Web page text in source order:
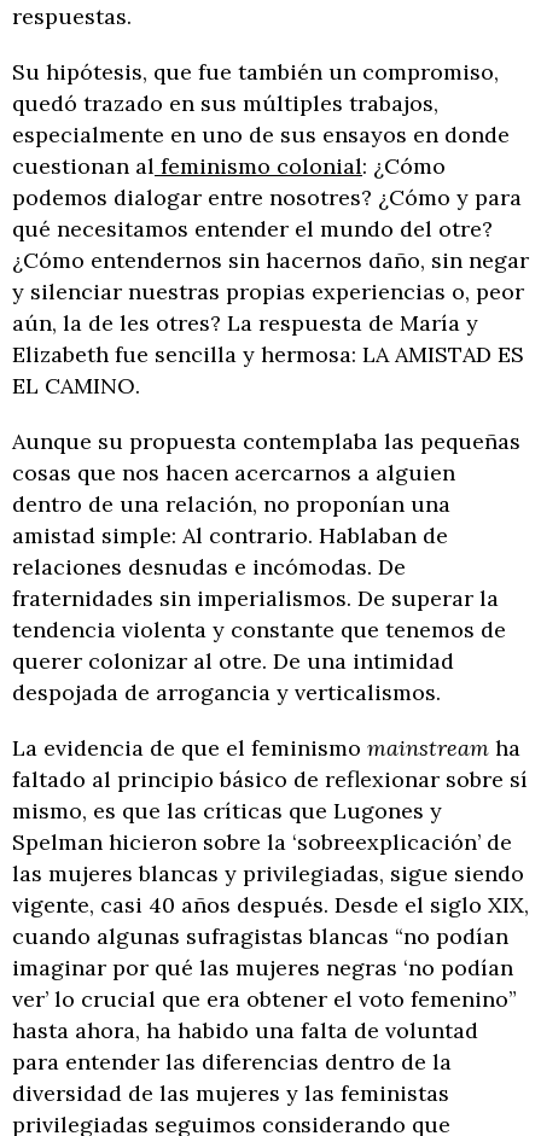
respuestas.
Su hipótesis, que fue también un compromiso,
quedó trazado en sus múltiples trabajos,
especialmente en uno de sus ensayos en donde
cuestionan al feminismo colonial: ¿Cómo
podemos dialogar entre nosotres? ¿Cómo y para
qué necesitamos entender el mundo del otre?
¿Cómo entendernos sin hacernos daño, sin negar
y silenciar nuestras propias experiencias o, peor
aún, la de les otres? La respuesta de María y
Elizabeth fue sencilla y hermosa: LA AMISTAD ES
EL CAMINO.
Aunque su propuesta contemplaba las pequeñas
cosas que nos hacen acercarnos a alguien
dentro de una relación, no proponían una
amistad simple: Al contrario. Hablaban de
relaciones desnudas e incómodas. De
fraternidades sin imperialismos. De superar la
tendencia violenta y constante que tenemos de
querer colonizar al otre. De una intimidad
despojada de arrogancia y verticalismos.
La evidencia de que el feminismo mainstream ha
faltado al principio básico de reflexionar sobre sí
mismo, es que las críticas que Lugones y
Spelman hicieron sobre la ‘sobreexplicación’ de
las mujeres blancas y privilegiadas, sigue siendo
vigente, casi 40 años después. Desde el siglo XIX,
cuando algunas sufragistas blancas “no podían
imaginar por qué las mujeres negras ‘no podían
ver’ lo crucial que era obtener el voto femenino”
hasta ahora, ha habido una falta de voluntad
para entender las diferencias dentro de la
diversidad de las mujeres y las feministas
privilegiadas seguimos considerando que